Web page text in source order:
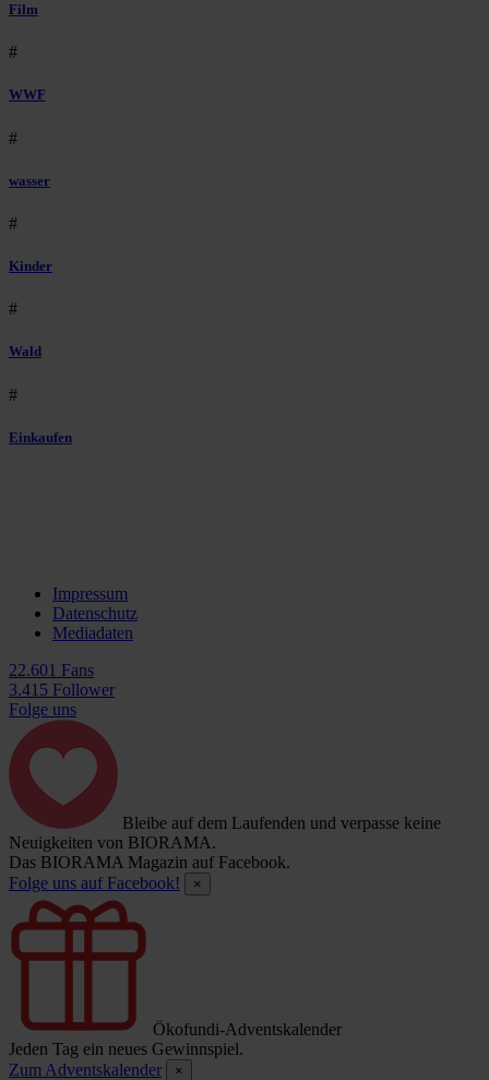
Film
#
WWF
#
wasser
#
Kinder
#
Wald
#
Einkaufen
Impressum
Datenschutz
Mediadaten
22.601 Fans
3.415 Follower
Folge uns
Bleibe auf dem Laufenden und verpasse keine
Neuigkeiten von BIORAMA.
Das BIORAMA Magazin auf Facebook.
Folge uns auf Facebook!
×
Ökofundi-Adventskalender
Jeden Tag ein neues Gewinnspiel.
Zum Adventskalender
×